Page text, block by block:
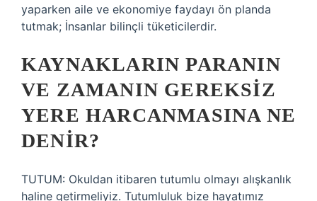
yaparken aile ve ekonomiye faydayı ön planda
tutmak; İnsanlar bilinçli tüketicilerdir.
KAYNAKLARIN PARANIN
VE ZAMANIN GEREKSIZ
YERE HARCANMASINA NE
DENIR?
TUTUM: Okuldan itibaren tutumlu olmayı alışkanlık
haline getirmeliyiz. Tutumluluk bize hayatımız